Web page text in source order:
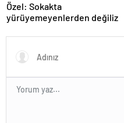
Özel: Sokakta
yürüyemeyenlerden değiliz